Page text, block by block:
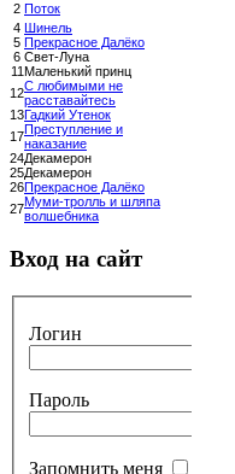
2 Поток
4 Шинель
5 Прекрасное Далёко
6 Свет-Луна
11Маленький принц
12С любимыми не
расставайтесь
13Гадкий Утенок
17Преступление и
наказание
24Декамерон
25Декамерон
26Прекрасное Далёко
27Муми-тролль и шляпа
волшебника
Вход на сайт
Логин
Пароль
Запомнить меня